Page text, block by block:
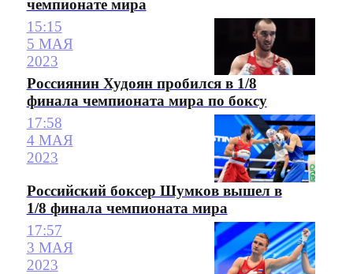
чемпионате мира
15:15
5 МАЯ
2023
Россиянин Худоян пробился в 1/8
финала чемпионата мира по боксу
17:58
4 МАЯ
2023
Российский боксер Шумков вышел в
1/8 финала чемпионата мира
17:57
3 МАЯ
2023